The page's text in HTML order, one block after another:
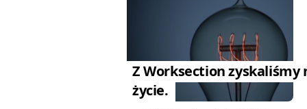
Z Worksection zyskaliśmy
życie.